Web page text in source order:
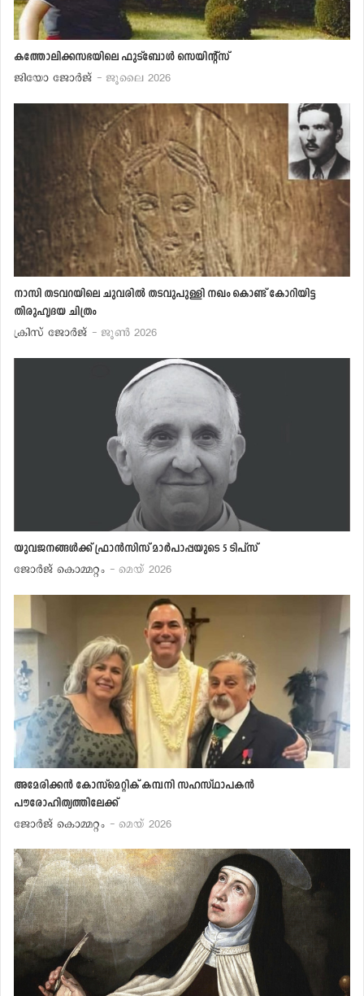
കത്തോലിക്കസഭയിലെ ഫുട്‌ബോള്‍ സെയിന്റ്‌സ്
ജിയോ ജോര്‍ജ് - ജൂലൈ 2026
നാസി തടവറയിലെ ചുവരില്‍ തടവുപുള്ളി നഖം കൊണ്ട് കോറിയിട്ട
തിരുഹൃദയ ചിത്രം
ക്രിസ് ജോര്‍ജ് - ജൂണ്‍ 2026
യുവജനങ്ങള്‍ക്ക് ഫ്രാന്‍സിസ് മാര്‍പാപ്പയുടെ 5 ടിപ്‌സ്
ജോര്‍ജ് കൊമ്മറ്റം - മെയ് 2026
അമേരിക്കന്‍ കോസ്‌മെറ്റിക് കമ്പനി സഹസ്ഥാപകന്‍
പൗരോഹിത്യത്തിലേക്ക്
ജോര്‍ജ് കൊമ്മറ്റം - മെയ് 2026